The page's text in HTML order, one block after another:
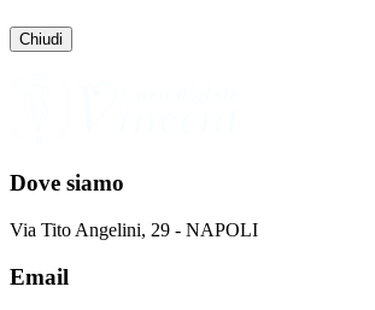
Chiudi
Dove siamo
Via Tito Angelini, 29 - NAPOLI
Email